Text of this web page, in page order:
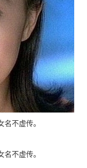
不虚传。
不虚传。